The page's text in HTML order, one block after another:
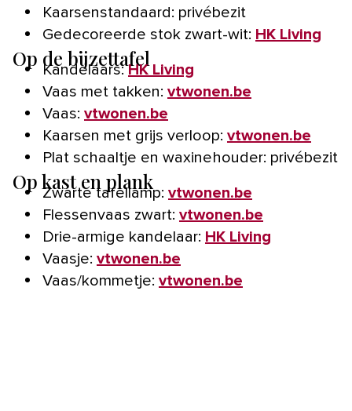
Kaarsenstandaard: privébezit
Gedecoreerde stok zwart-wit: HK Living
Op de bijzettafel
Kandelaars:HK Living
Vaas met takken: vtwonen.be
Vaas: vtwonen.be
Kaarsen met grijs verloop: vtwonen.be
Plat schaaltje en waxinehouder: privébezit
Op kast en plank
Zwarte tafellamp: vtwonen.be
Flessenvaas zwart: vtwonen.be
Drie-armige kandelaar: HK Living
Vaasje: vtwonen.be
Vaas/kommetje: vtwonen.be